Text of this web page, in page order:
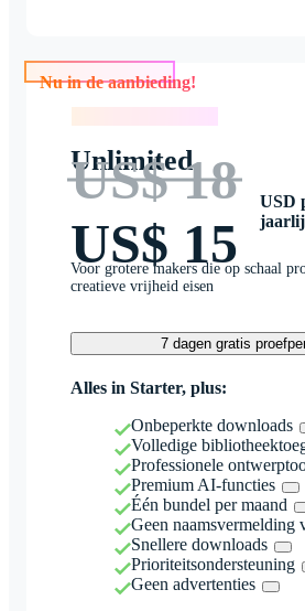
Nu in de aanbieding!
Unlimited
US$ 18
US$ 15
USD
Voor grotere makers die op schaal
creatieve vrijheid eisen
7 dagen gratis
Alles in Starter, plus:
Onbeperkte downloads
Volledige
Professionele
Premium AI-functies
Één bundel per maand
Geen naamsvermelding
Snellere downloads
Prioriteitsondersteuning
Geen advertenties